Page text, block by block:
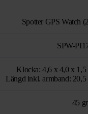
Spotter GPS Watch
SPW-
Klocka: 4,6 x 4,0 x 1,5
Längd inkl. armband: 20,5
45